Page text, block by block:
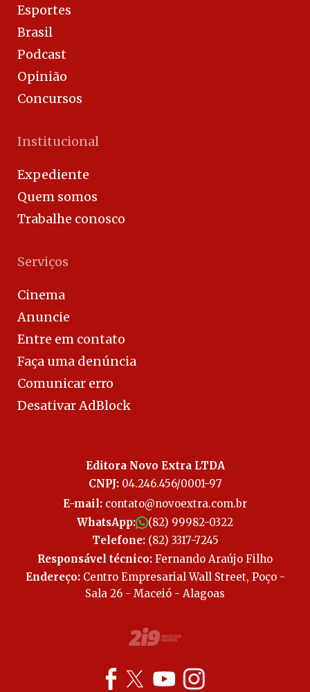
Esportes
Brasil
Podcast
Opinião
Concursos
Institucional
Expediente
Quem somos
Trabalhe conosco
Serviços
Cinema
Anuncie
Entre em contato
Faça uma denúncia
Comunicar erro
Desativar AdBlock
Editora Novo Extra LTDA
CNPJ:04.246.456/0001-97
E-mail: contato@novoextra.com.br
WhatsApp:
(82) 99982-0322
Telefone:(82) 3317-7245
Responsável técnico: Fernando Araújo Filho
Endereço:Centro Empresarial Wall Street, Poço -
Sala 26 - Maceió - Alagoas